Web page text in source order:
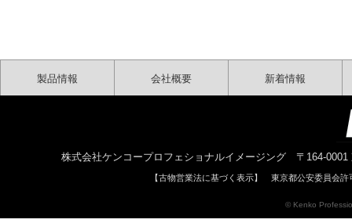
製品情報 会社概要 新着情報
株式会社ケンコープロフェショナルイメージング 〒164-
【古物営業法に基づく表示】 東京都公安委員会
© Kenko